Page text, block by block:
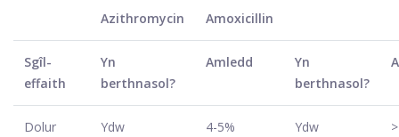
Azithromycin Amoxicillin
Sgîl-
effaith
Yn
berthnasol?
Amledd
Yn
berthnasol?
Dolur
Ydw 4-5% Ydw